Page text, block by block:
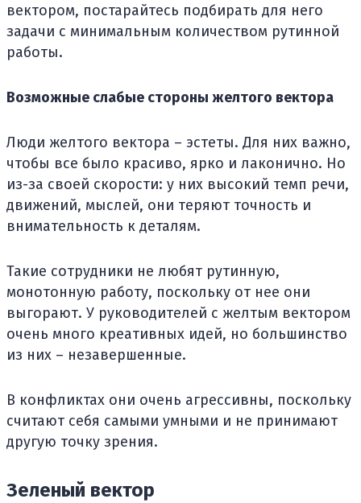
вектором, постарайтесь подбирать для него
задачи с минимальным количеством рутинной
работы.
Возможные слабые стороны желтого вектора
Люди желтого вектора – эстеты. Для них важно,
чтобы все было красиво, ярко и лаконично. Но
из-за своей скорости: у них высокий темп речи,
движений, мыслей, они теряют точность и
внимательность к деталям.
Такие сотрудники не любят рутинную,
монотонную работу, поскольку от нее они
выгорают. У руководителей с желтым вектором
очень много креативных идей, но большинство
из них – незавершенные.
В конфликтах они очень агрессивны, поскольку
считают себя самыми умными и не принимают
другую точку зрения.
Зеленый вектор